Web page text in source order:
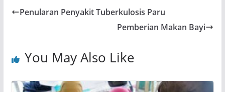
Penularan Penyakit Tuberkulosis Paru
Pemberian Makan Bayi
You May Also Like